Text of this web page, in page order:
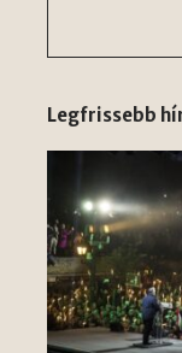
Legfrissebb